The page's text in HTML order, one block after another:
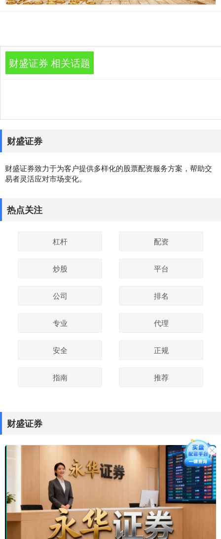
财盛证券 相关话题
财盛证券
财盛证券致力于为客户提供多样化的股票配资服务方案，帮助交
易者灵活应对市场变化。
热点关注
杠杆 配资
炒股 平台
公司 排名
专业 代理
安全 正规
指南 推荐
财盛证券